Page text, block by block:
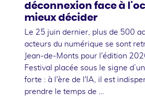
déconnexion face à
mieux décider
Le 25 juin dernier, plus de 500
acteurs du numérique se sont
Jean-de-Monts pour l'édition
Festival placée sous le signe
forte : à l'ère de l'IA, il est
prendre le temps de …